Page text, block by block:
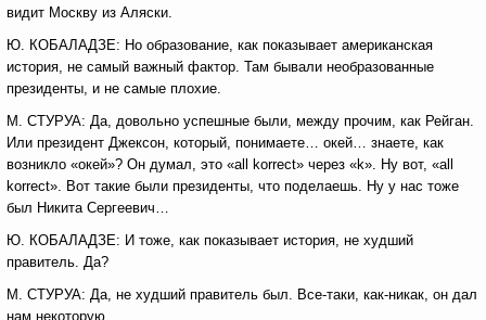
видит Москву из Аляски.
Ю. КОБАЛАДЗЕ: Но образование, как показывает американская
история, не самый важный фактор. Там бывали необразованные
президенты, и не самые плохие.
М. СТУРУА: Да, довольно успешные были, между прочим, как Рейган.
Или президент Джексон, который, понимаете… окей… знаете, как
возникло «окей»? Он думал, это «all korrect» через «k». Ну вот, «all
korrect». Вот такие были президенты, что поделаешь. Ну у нас тоже
был Никита Сергеевич…
Ю. КОБАЛАДЗЕ: И тоже, как показывает история, не худший
правитель. Да?
М. СТУРУА: Да, не худший правитель был. Все-таки, как-никак, он дал
нам некоторую…